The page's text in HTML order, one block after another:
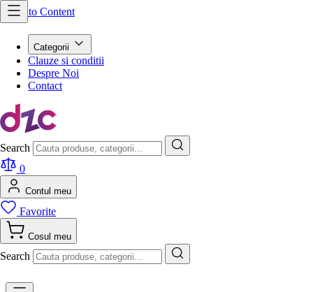
Skip to Content
Categorii
Clauze si conditii
Despre Noi
Contact
Search
0
Contul meu
Favorite
Cosul meu
Search